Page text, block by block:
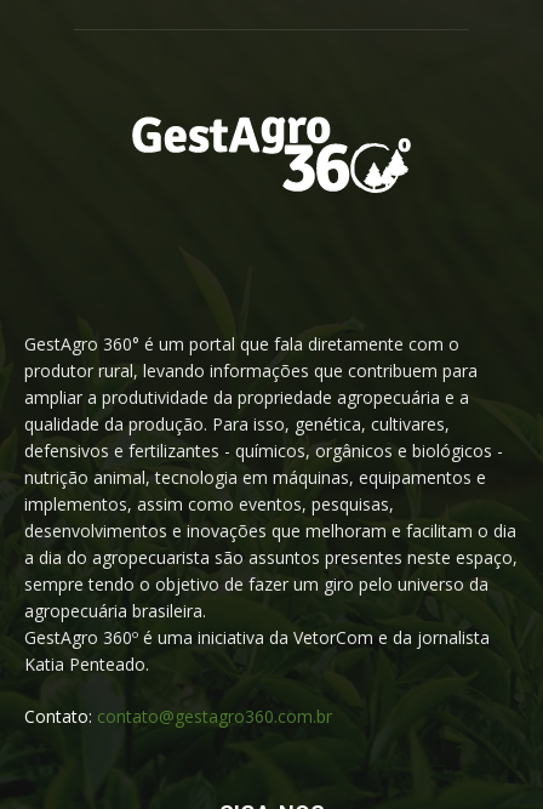
GestAgro 360° é um portal que fala diretamente com o
produtor rural, levando informações que contribuem para
ampliar a produtividade da propriedade agropecuária e a
qualidade da produção. Para isso, genética, cultivares,
defensivos e fertilizantes - químicos, orgânicos e biológicos -
nutrição animal, tecnologia em máquinas, equipamentos e
implementos, assim como eventos, pesquisas,
desenvolvimentos e inovações que melhoram e facilitam o dia
a dia do agropecuarista são assuntos presentes neste espaço,
sempre tendo o objetivo de fazer um giro pelo universo da
agropecuária brasileira.
GestAgro 360º é uma iniciativa da VetorCom e da jornalista
Katia Penteado.
Contato: contato@gestagro360.com.br